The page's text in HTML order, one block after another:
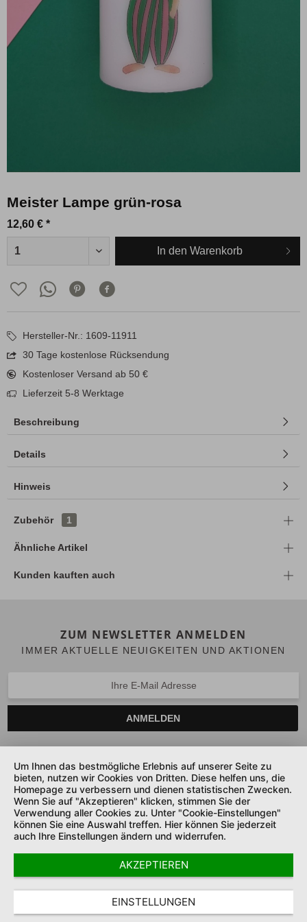
Meister Lampe grün-rosa
12,60 € *
In den Warenkorb
Hersteller-Nr.: 1609-11911
30 Tage kostenlose Rücksendung
Kostenloser Versand ab 50 €
Lieferzeit 5-8 Werktage
Beschreibung
Details
Hinweis
Zubehör 1
Ähnliche Artikel
Kunden kauften auch
ZUM NEWSLETTER ANMELDEN
IMMER AKTUELLE NEUIGKEITEN UND AKTIONEN
ANMELDEN
SERVICE HOTLINE
UNTERNEHMEN
SHOP SERVICE
SICHER ZAHLEN UND LIEFERN
COOKIE-EINSTELLUNGEN DATENSCHUTZ
IMPRESSUM
Um Ihnen das bestmögliche Erlebnis auf unserer Seite zu
bieten, nutzen wir Cookies von Dritten. Diese helfen uns, die
Homepage zu verbessern und dienen statistischen Zwecken.
Wenn Sie auf "Akzeptieren" klicken, stimmen Sie der
Verwendung aller Cookies zu. Unter "Cookie-Einstellungen"
können Sie eine Auswahl treffen. Hier können Sie jederzeit
auch Ihre Einstellungen ändern und widerrufen.
AKZEPTIEREN
EINSTELLUNGEN